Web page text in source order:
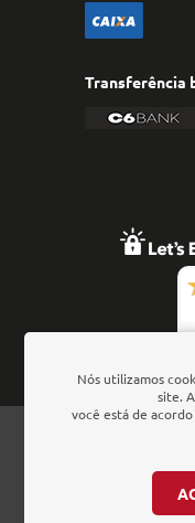
Transferência
Oficina de Textos
-
Nós utilizamos
site.
você está de acordo